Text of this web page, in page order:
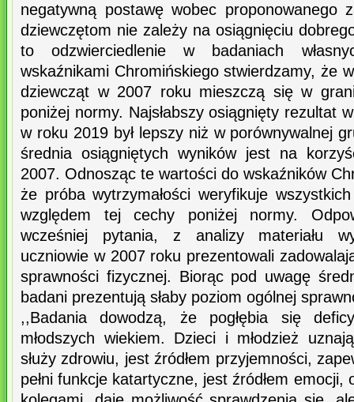
negatywną postawę wobec proponowanego
dziewczętom nie zależy na osiągnięciu
to odzwierciedlenie w badaniach
wskaźnikami Chromińskiego stwierdzamy, że
dziewcząt w 2007 roku mieszczą się w
poniżej normy. Najsłabszy osiągnięty rezultat
w roku 2019 był lepszy niż w porównywalnej
średnia osiągniętych wyników jest na
2007. Odnosząc te wartości do wskaźników
że próba wytrzymałości weryfikuje
względem tej cechy poniżej normy.
wcześniej pytania, z analizy materiału
uczniowie w 2007 roku prezentowali
sprawności fizycznej. Biorąc pod uwagę
badani prezentują słaby poziom ogólnej
,,Badania dowodzą, że pogłębia się
młodszych wiekiem. Dzieci i młodzież
służy zdrowiu, jest źródłem przyjemności,
pełni funkcje katartyczne, jest źródłem